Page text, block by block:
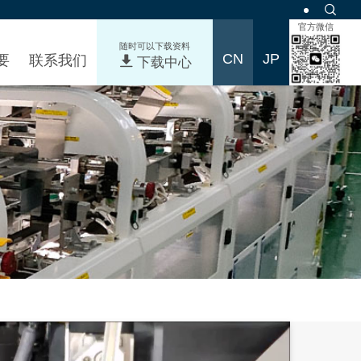
联系我们
随时可以下载资料
下载中心 CN JP
官方微信